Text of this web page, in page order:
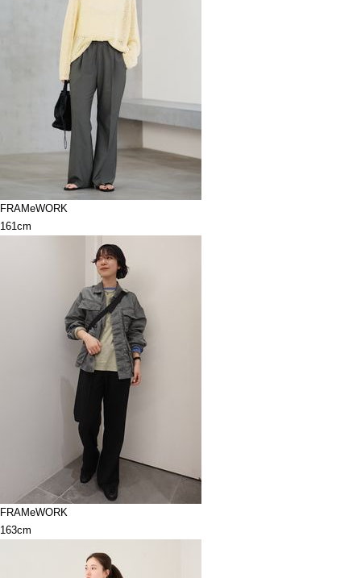
FRAMeWORK
161cm
FRAMeWORK
163cm